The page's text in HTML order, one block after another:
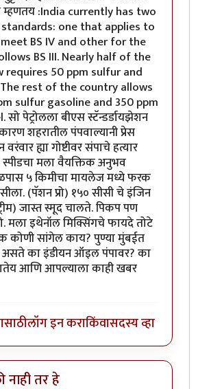
:India currently has two
one that applies to
BS IV and other for the
BS III. Nearly half of the
requires 50 ppm sulfur and
rest of the country allows
sulfur gasoline and 350 ppm
पेट्रोलला बीएस स्टॅन्डर्डायझेशन
शहरातील पंपवाल्यानी प्रेस
ह्या गोष्टीवर संपाचे हत्यार
मला वैयक्तिक अनुभव
५ किमीचा मायलेज मध्ये फरक
(पॅशन प्रो) १५० सीसी चे इंजिन
जास्त स्मूद चालते. पिकप पण
मला इथेनॉल मिक्सिंगचे फायदे तोटे
सांगेल काय? पुण्या मुंबईत
का इंडीयन ऑइल पंपावर? का
आणि आपल्याला काही खबर
लॉग इन कराकिंवासदस्य व्हा
नाही तर हे